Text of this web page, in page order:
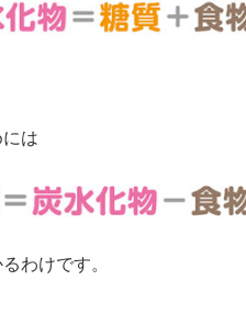
は
わけです。